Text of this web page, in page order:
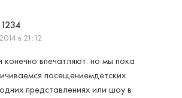
в 21:12
конечно впечатляют. но мы пока
посещениемдетских
представлениях или шоу в